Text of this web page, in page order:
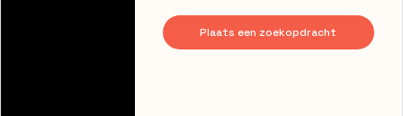
Plaats een zoekopdracht